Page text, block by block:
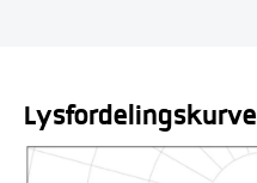
Lysfordelingskurve